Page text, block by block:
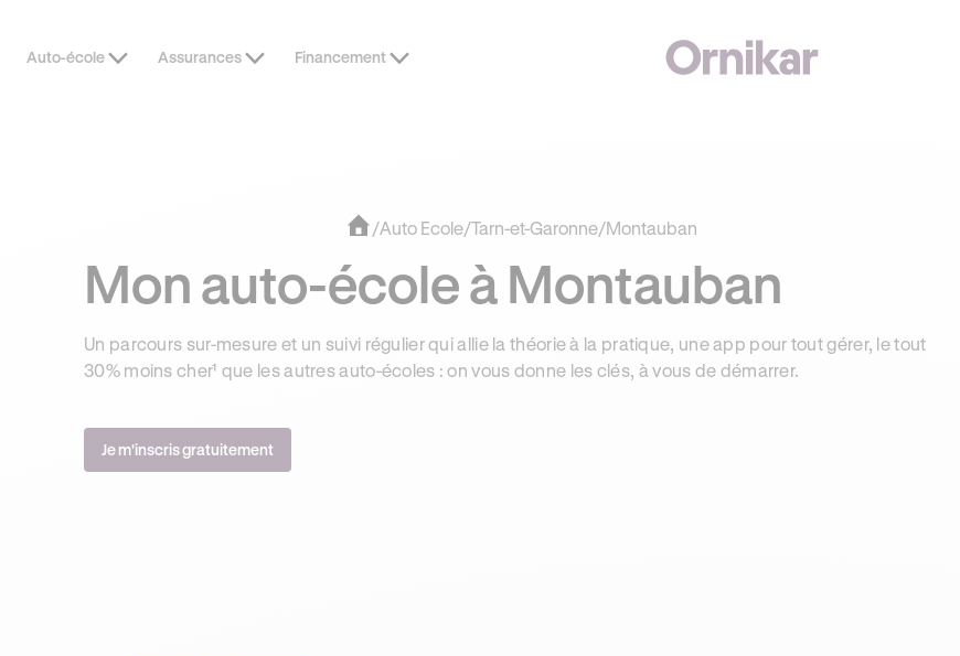
DERNIÈRES HEURES JUSQU’À -100€ SUR VOTRE PERMIS + 3 MOIS DEEZER PREMIUM OFFERTS* !
Auto-école Assurances Financement
/Auto Ecole/Tarn-et-Garonne/Montauban
Mon auto-école à Montauban
Un parcours sur-mesure et un suivi régulier qui allie la théorie à la pratique, une app pour tout gérer, le tout
30% moins cher¹ que les autres auto-écoles : on vous donne les clés, à vous de démarrer.
Je m'inscris gratuitement